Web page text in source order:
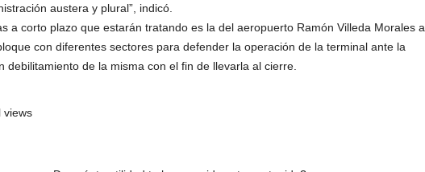
austera y plural”, indicó.
a corto plazo que estarán tratando es la del aeropuerto Ramón Villeda Morales a
con diferentes sectores para defender la operación de la terminal ante la
debilitamiento de la misma con el fin de llevarla al cierre.
views